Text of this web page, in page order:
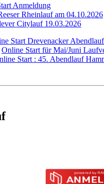
Anmeldung
Rheinlauf am 04.10.2026
Citylauf 19.03.2026
Start Drevenacker
Online Start für Mai/Juni
Start : 45. Abendlauf